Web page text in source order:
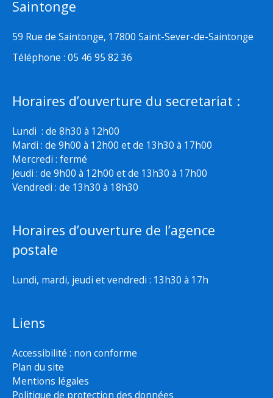
Saintonge
59 Rue de Saintonge, 17800 Saint-Sever-de-Saintonge
Téléphone : 05 46 95 82 36
Horaires d’ouverture du secretariat :
Lundi : de 8h30 à 12h00
Mardi : de 9h00 à 12h00 et de 13h30 à 17h00
Mercredi : fermé
Jeudi : de 9h00 à 12h00 et de 13h30 à 17h00
Vendredi : de 13h30 à 18h30
Horaires d’ouverture de l’agence
postale
Lundi, mardi, jeudi et vendredi : 13h30 à 17h
Liens
Accessibilité : non conforme
Plan du site
Mentions légales
Politique de protection des données